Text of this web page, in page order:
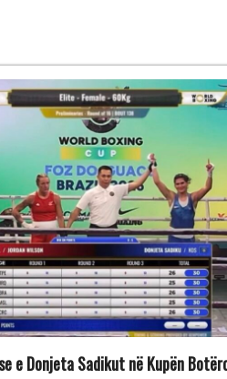
e Donjeta Sadikut në Kupën